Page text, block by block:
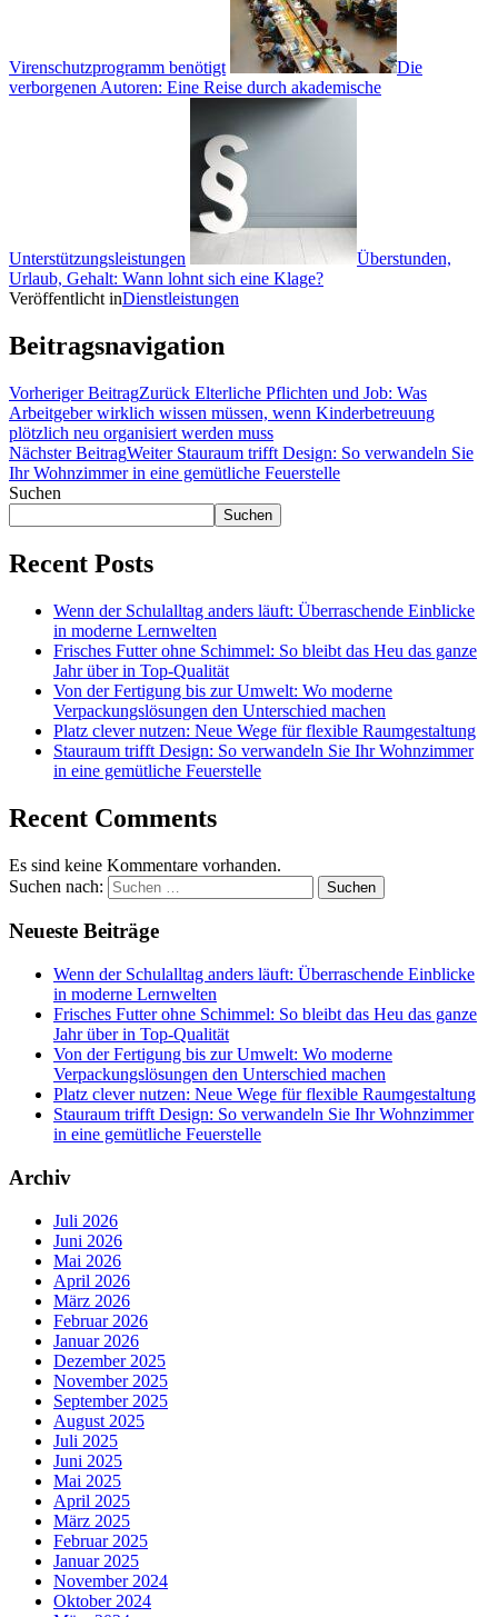
Virenschutzprogramm benötigt
Die
verborgenen Autoren: Eine Reise durch akademische
Unterstützungsleistungen
Überstunden,
Urlaub, Gehalt: Wann lohnt sich eine Klage?
Veröffentlicht inDienstleistungen
Beitragsnavigation
Vorheriger BeitragZurück Elterliche Pflichten und Job: Was
Arbeitgeber wirklich wissen müssen, wenn Kinderbetreuung
plötzlich neu organisiert werden muss
Nächster BeitragWeiter Stauraum trifft Design: So verwandeln Sie
Ihr Wohnzimmer in eine gemütliche Feuerstelle
Suchen
Suchen
Recent Posts
Wenn der Schulalltag anders läuft: Überraschende Einblicke
in moderne Lernwelten
Frisches Futter ohne Schimmel: So bleibt das Heu das ganze
Jahr über in Top-Qualität
Von der Fertigung bis zur Umwelt: Wo moderne
Verpackungslösungen den Unterschied machen
Platz clever nutzen: Neue Wege für flexible Raumgestaltung
Stauraum trifft Design: So verwandeln Sie Ihr Wohnzimmer
in eine gemütliche Feuerstelle
Recent Comments
Es sind keine Kommentare vorhanden.
Suchen nach:
Neueste Beiträge
Wenn der Schulalltag anders läuft: Überraschende Einblicke
in moderne Lernwelten
Frisches Futter ohne Schimmel: So bleibt das Heu das ganze
Jahr über in Top-Qualität
Von der Fertigung bis zur Umwelt: Wo moderne
Verpackungslösungen den Unterschied machen
Platz clever nutzen: Neue Wege für flexible Raumgestaltung
Stauraum trifft Design: So verwandeln Sie Ihr Wohnzimmer
in eine gemütliche Feuerstelle
Archiv
Juli 2026
Juni 2026
Mai 2026
April 2026
März 2026
Februar 2026
Januar 2026
Dezember 2025
November 2025
September 2025
August 2025
Juli 2025
Juni 2025
Mai 2025
April 2025
März 2025
Februar 2025
Januar 2025
November 2024
Oktober 2024